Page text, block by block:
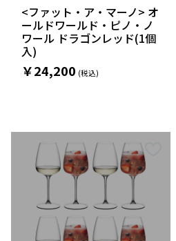
<ファット・ア・マーノ> オ
ールドワールド・ピノ・ノ
ワール ドラゴンレッド(1個
入)
￥24,200